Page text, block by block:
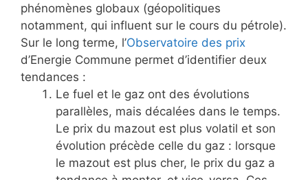
phénomènes globaux (géopolitiques
notamment, qui influent sur le cours du pétrole).
Sur le long terme, l’Observatoire des prix
d’Energie Commune permet d’identifier deux
tendances :
Le fuel et le gaz ont des évolutions
parallèles, mais décalées dans le temps.
Le prix du mazout est plus volatil et son
évolution précède celle du gaz : lorsque
le mazout est plus cher, le prix du gaz a